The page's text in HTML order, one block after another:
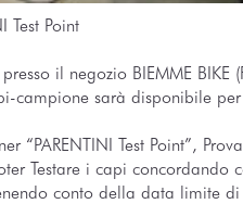
Test Point
il negozio BIEMME BIKE
campione sarà disponibile
“PARENTINI Test Point”,
Testare i capi
conto della data limite di